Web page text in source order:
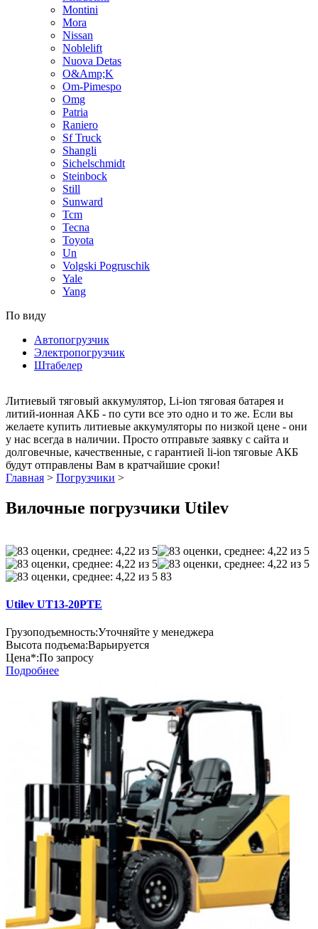
Montini
Mora
Nissan
Noblelift
Nuova Detas
O&Amp;K
Om-Pimespo
Omg
Patria
Raniero
Sf Truck
Shangli
Sichelschmidt
Steinbock
Still
Sunward
Tcm
Tecna
Toyota
Un
Volgski Pogruschik
Yale
Yang
По виду
Автопогрузчик
Электропогрузчик
Штабелер
Литиевый тяговый аккумулятор, Li-ion тяговая батарея и
литий-ионная АКБ - по сути все это одно и то же. Если вы
желаете купить литиевые аккумуляторы по низкой цене - они
у нас всегда в наличии. Просто отправьте заявку с сайта и
долговечные, качественные, с гарантией li-ion тяговые АКБ
будут отправлены Вам в кратчайшие сроки!
Главная > Погрузчики >
Вилочные погрузчики Utilev
83
Utilev UT13-20PTE
Грузоподъемность:Уточняйте у менеджера
Высота подъема:Варьируется
Цена*:По запросу
Подробнее